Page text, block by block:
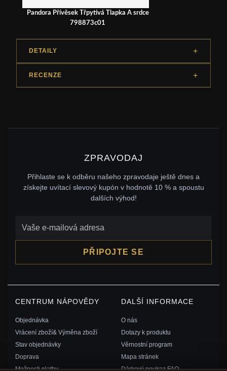
Pandora Přívěsek Třpytivá Tlapka A srdce
798873c01
DETAILY
RECENZE
ZPRAVODAJ
Přihlaste se k odběru našeho zpravodaje ještě dnes a
získejte uvítací slevový kupón v hodnotě 10 % a spoustu
dalších výhod!
PŘIPOJTE SE
CENTRUM NÁPOVĚDY
Objednávka
Vrácení zboží& Výměna zboží
Stav objednávky
Doprava
Možnosti platby
DALŠÍ INFORMACE
O nás
Dotazy k produktu
Věrnostní program
Mapa stránek
Dárkový poukaz FAQ